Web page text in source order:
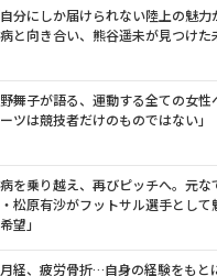
自分にしか届けられない陸上の魅
と向き合い、熊谷遥未が見つけた
舞子が語る、運動する全ての女性
ツは競技者だけのものではない」
を乗り越え、再びピッチへ。元な
松原有沙がフットサル選手として
望」
経、疲労骨折…自身の経験をもと